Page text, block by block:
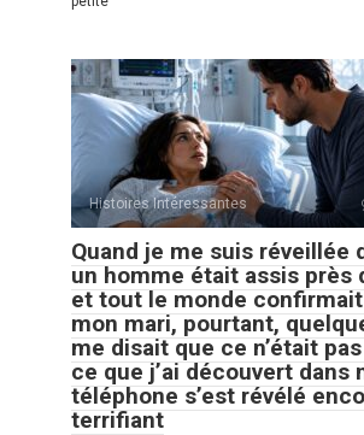
Histoires Intéressantes
Quand je me suis réveillée
un homme était assis près
et tout le monde
mon mari, pourtant,
me disait que ce n’était
ce que j’ai découvert dans
téléphone s’est révélé
terrifiant